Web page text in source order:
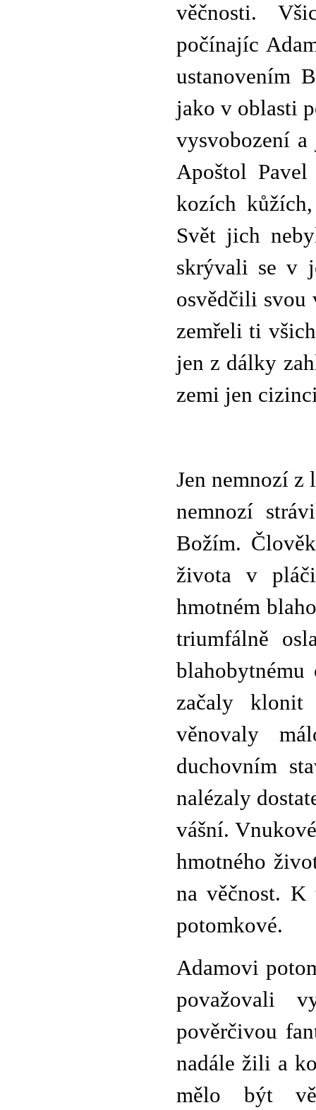
věčnosti.
počínajíc
ustanovením
jako v oblasti
vysvobození
Apoštol
kozích
Svět jich
skrývali se v
osvědčili svou
zemřeli ti
jen z dálky
zemi jen
Jen nemnozí z
nemnozí
Božím.
života v
hmotném
triumfálně
začaly klonit
věnovaly
duchovním
nalézaly
vášní.
hmotného
na věčnost.
potomkové.
Adamovi
považovali
pověrčivou
nadále žili a
mělo být